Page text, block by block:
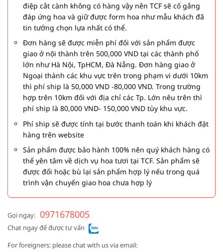
điệp cắt cành không có hàng vậy nên TCF sẽ cố gắng
đáp ứng hoa và giữ được form hoa như mẫu khách đã
tin tưởng chọn lựa nhất có thể.
Đơn hàng sẽ được miễn phí đối với sản phẩm được
giao ở nội thành trên 500,000 VND tại các thành phố
lớn như Hà Nội, TpHCM, Đà Nẵng. Đơn hàng giao ở
Ngoại thành các khu vực trên trong phạm vi dưới 10km
thì phí ship là 50,000 VND -80,000 VND. Trong trường
hợp trên 10km đối với địa chỉ các Tp. Lớn nêu trên thì
phí ship là 80,000 VND- 150,000 VND tùy khu vực.
Phí ship sẽ được tính tại bước thanh toán khi khách đặt
hàng trên website
Sản phẩm được bảo hành 100% nên quý khách hàng có
thể yên tâm về dịch vụ hoa tươi tại TCF. Sản phẩm sẽ
được đổi hoặc bù lại sản phẩm hợp lý nếu trong quá
trình vận chuyển giao hoa chưa hợp lý
Gọi ngay: 0971678005
Chat ngay để được tư vấn
For foreigners: please chat with us via email: